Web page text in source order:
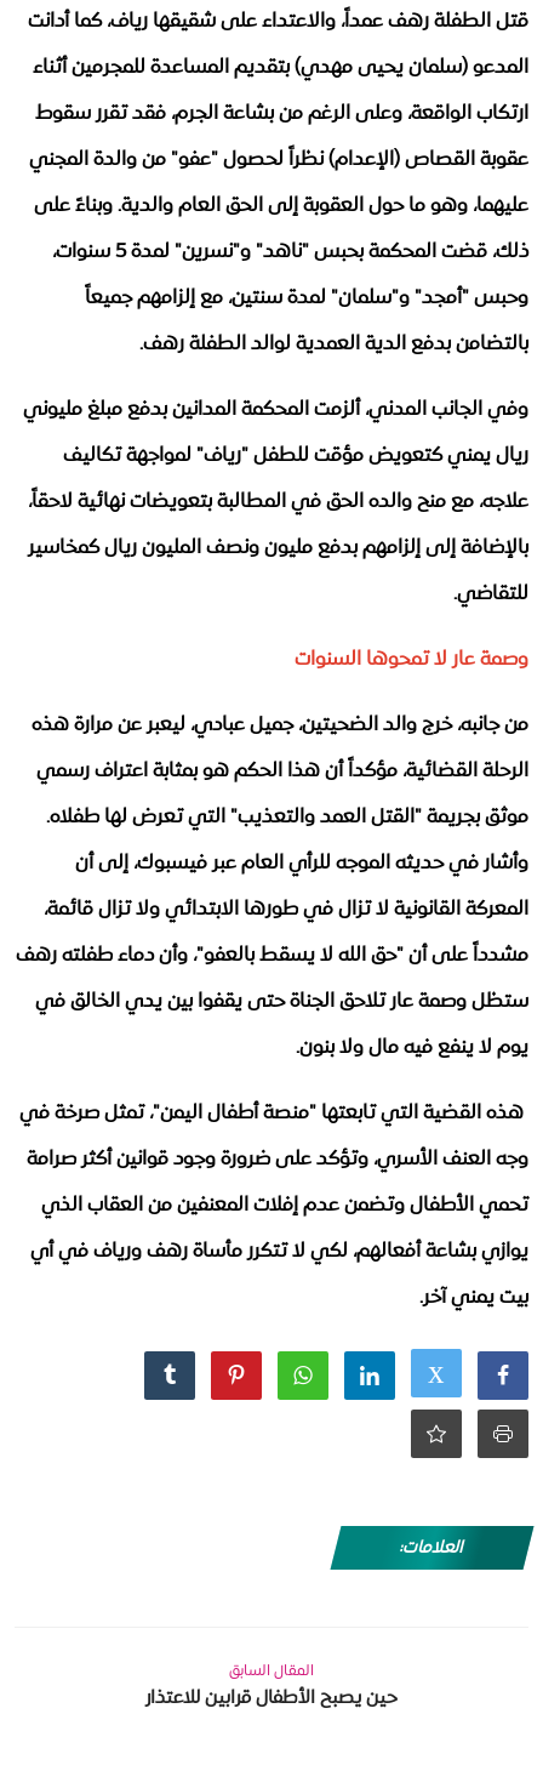
قتل الطفلة رهف عمداً، والاعتداء على شقيقها رياف، كما أدانت
المدعو (سلمان يحيى مهدي) بتقديم المساعدة للمجرمين أثناء
ارتكاب الواقعة، ​وعلى الرغم من بشاعة الجرم، فقد تقرر سقوط
عقوبة القصاص (الإعدام) نظراً لحصول "عفو" من والدة المجني
عليهما، وهو ما حول العقوبة إلى الحق العام والدية. وبناءً على
ذلك، قضت المحكمة بحبس "ناهد" و"نسرين" لمدة 5 سنوات،
وحبس "أمجد" و"سلمان" لمدة سنتين، مع إلزامهم جميعاً
بالتضامن بدفع الدية العمدية لوالد الطفلة رهف.
​وفي الجانب المدني، ألزمت المحكمة المدانين بدفع مبلغ مليوني
ريال يمني كتعويض مؤقت للطفل "رياف" لمواجهة تكاليف
علاجه، مع منح والده الحق في المطالبة بتعويضات نهائية لاحقاً،
بالإضافة إلى إلزامهم بدفع مليون ونصف المليون ريال كمخاسير
للتقاضي.
وصمة عار لا تمحوها السنوات
​من جانبه، خرج والد الضحيتين، جميل عبادي، ليعبر عن مرارة هذه
الرحلة القضائية، مؤكداً أن هذا الحكم هو بمثابة اعتراف رسمي
موثق بجريمة "القتل العمد والتعذيب" التي تعرض لها طفلاه.
وأشار في حديثه الموجه للرأي العام عبر فيسبوك، إلى أن
المعركة القانونية لا تزال في طورها الابتدائي ولا تزال قائمة،
مشدداً على أن "حق الله لا يسقط بالعفو"، وأن دماء طفلته رهف
ستظل وصمة عار تلاحق الجناة حتى يقفوا بين يدي الخالق في
يوم لا ينفع فيه مال ولا بنون.
​ هذه القضية التي تابعتها "منصة أطفال اليمن"، تمثل صرخة في
وجه العنف الأسري، وتؤكد على ضرورة وجود قوانين أكثر صرامة
تحمي الأطفال وتضمن عدم إفلات المعنفين من العقاب الذي
يوازي بشاعة أفعالهم، لكي لا تتكرر مأساة رهف ورياف في أي
بيت يمني آخر.
العلامات:
المقال السابق
حين يصبح الأطفال قرابين للاعتذار